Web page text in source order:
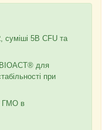
суміші 5B CFU та
для
при
ГМО в